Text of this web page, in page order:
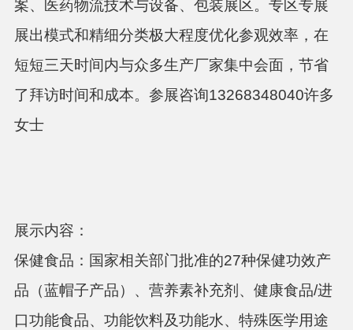
案、医药物流技术与设备、包装展区。专区专展
展出模式和精细分类极大程度优化参观效率，在
短短三天时间内与众多生产厂家集中会面，节省
了拜访时间和成本。参展咨询13268348040许多
女士
展示内容：
保健食品：国家相关部门批准的27种保健功效产
品（蓝帽子产品）、营养素补充剂、健康食品/进
口功能食品、功能饮料及功能水、特殊医学用途